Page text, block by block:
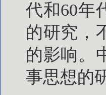
代和60年
的研究，
的影响。
事思想的